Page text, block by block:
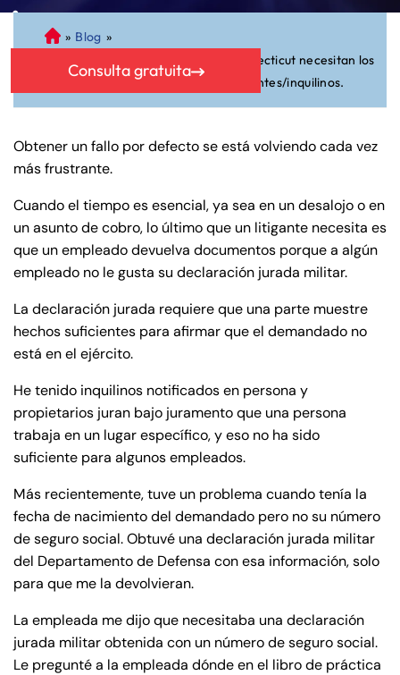
Consulta gratuita
A
do
Pe
rs
de
C
on
cti
cu
t
» Blog »
Los negocios y propietarios de Connecticut necesitan los
números de Seguro Social de sus clientes/inquilinos.
Obtener un fallo por defecto se está volviendo cada vez
más frustrante.
Cuando el tiempo es esencial, ya sea en un desalojo o en
un asunto de cobro, lo último que un litigante necesita es
que un empleado devuelva documentos porque a algún
empleado no le gusta su declaración jurada militar.
La declaración jurada requiere que una parte muestre
hechos suficientes para afirmar que el demandado no
está en el ejército.
He tenido inquilinos notificados en persona y
propietarios juran bajo juramento que una persona
trabaja en un lugar específico, y eso no ha sido
suficiente para algunos empleados.
Más recientemente, tuve un problema cuando tenía la
fecha de nacimiento del demandado pero no su número
de seguro social. Obtuvé una declaración jurada militar
del Departamento de Defensa con esa información, solo
para que me la devolvieran.
La empleada me dijo que necesitaba una declaración
jurada militar obtenida con un número de seguro social.
Le pregunté a la empleada dónde en el libro de práctica